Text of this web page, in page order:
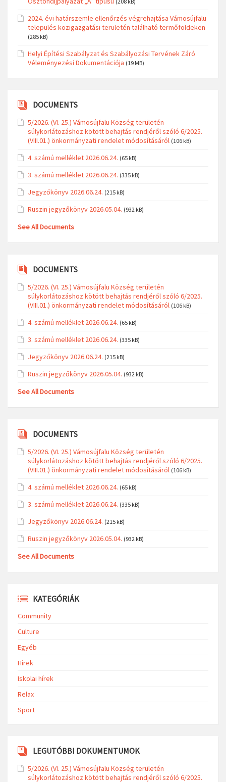
2024. évi határszemle ellenőrzés végrehajtása Vámosújfalu
település közigazgatási területén található termőföldeken
(285 kB)
Helyi Építési Szabályzat és Szabályozási Tervének Záró
Véleményezési Dokumentációja (19 MB)
DOCUMENTS
5/2026. (VI. 25.) Vámosújfalu Község területén
súlykorlátozáshoz kötött behajtás rendjéről szóló 6/2025.
(VIII.01.) önkormányzati rendelet módosításáról (106 kB)
4. számú melléklet 2026.06.24. (65 kB)
3. számú melléklet 2026.06.24. (335 kB)
Jegyzőkönyv 2026.06.24. (215 kB)
Ruszin jegyzőkönyv 2026.05.04. (932 kB)
See All Documents
DOCUMENTS
5/2026. (VI. 25.) Vámosújfalu Község területén
súlykorlátozáshoz kötött behajtás rendjéről szóló 6/2025.
(VIII.01.) önkormányzati rendelet módosításáról (106 kB)
4. számú melléklet 2026.06.24. (65 kB)
3. számú melléklet 2026.06.24. (335 kB)
Jegyzőkönyv 2026.06.24. (215 kB)
Ruszin jegyzőkönyv 2026.05.04. (932 kB)
See All Documents
DOCUMENTS
5/2026. (VI. 25.) Vámosújfalu Község területén
súlykorlátozáshoz kötött behajtás rendjéről szóló 6/2025.
(VIII.01.) önkormányzati rendelet módosításáról (106 kB)
4. számú melléklet 2026.06.24. (65 kB)
3. számú melléklet 2026.06.24. (335 kB)
Jegyzőkönyv 2026.06.24. (215 kB)
Ruszin jegyzőkönyv 2026.05.04. (932 kB)
See All Documents
KATEGÓRIÁK
Community
Culture
Egyéb
Hírek
Iskolai hírek
Relax
Sport
LEGUTÓBBI DOKUMENTUMOK
5/2026. (VI. 25.) Vámosújfalu Község területén
súlykorlátozáshoz kötött behajtás rendjéről szóló 6/2025.